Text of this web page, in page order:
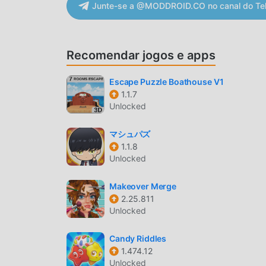
com os jogos tradicionais de puzzle , Older
Existem diferentes tipos de apk e celulares
jogos de puzzle possam desfrutar da alegria
MOD ÚNICO
que é o recurso e diversão do jogo, mas, ao
pessoa cansada. Mas agora, os mods vieram
parte da sua energia em repetir a chata tarefa
processo, ajudando você a focar em aproveitar
BAIXE AGORA
Clique no botão de download e instale o App
gratuita do mod Older Mine Escape
muitos jogos mod populares esperando por
Junte-se a @MODDROID.CO no canal do
Recomendar jogos e apps
Escape Puzzle Boathouse V1
1.1.7
Unlocked
マシュパズ
1.1.8
Unlocked
Makeover Merge
2.25.811
Unlocked
Candy Riddles
1.474.12
Unlocked